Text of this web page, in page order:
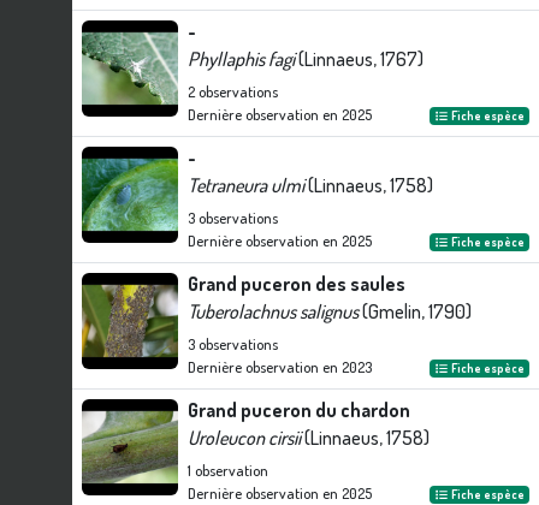
-
Phyllaphis fagi(Linnaeus, 1767)
2observations
Dernière observation en 2025 Fiche espèce
-
Tetraneura ulmi(Linnaeus, 1758)
3observations
Dernière observation en 2025 Fiche espèce
Grand puceron des saules
Tuberolachnus salignus(Gmelin, 1790)
3observations
Dernière observation en 2023 Fiche espèce
Grand puceron du chardon
Uroleucon cirsii(Linnaeus, 1758)
1 observation
Dernière observation en 2025 Fiche espèce